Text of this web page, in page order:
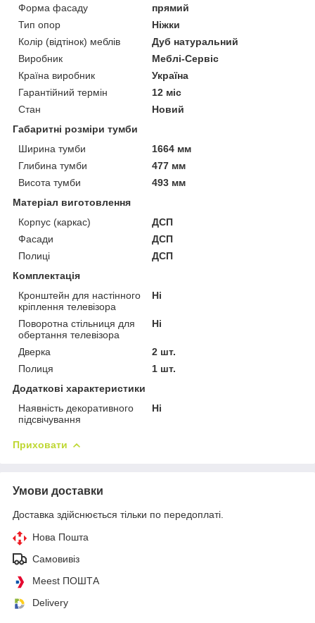
Форма фасаду
прямий
Тип опор
Ніжки
Колір (відтінок) меблів
Дуб натуральний
Виробник
Меблі-Сервіс
Країна виробник
Україна
Гарантійний термін
12 міс
Стан
Новий
Габаритні розміри тумби
Ширина тумби
1664 мм
Глибина тумби
477 мм
Висота тумби
493 мм
Матеріал виготовлення
Корпус (каркас)
ДСП
Фасади
ДСП
Полиці
ДСП
Комплектація
Кронштейн для настінного
кріплення телевізора
Ні
Поворотна стільниця для
обертання телевізора
Ні
Дверка
2 шт.
Полиця
1 шт.
Додаткові характеристики
Наявність декоративного
підсвічування
Ні
Приховати
Умови доставки
Доставка здійснюється тільки по передоплаті.
Нова Пошта
Самовивіз
Meest ПОШТА
Delivery